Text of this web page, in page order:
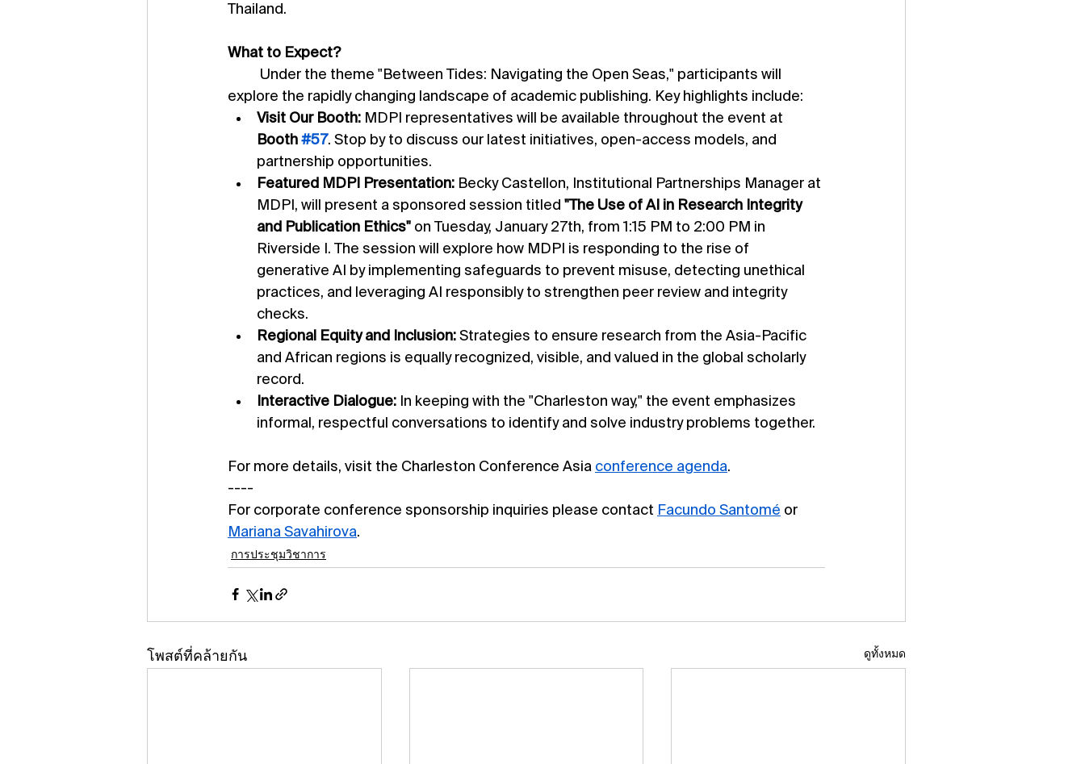
Thailand.
What to Expect?
explore the rapidly changing landscape of academic publishing. Key highlights include:
Visit Our Booth: MDPI representatives will be available throughout the event at
Booth #57. Stop by to discuss our latest initiatives, open-access models, and
partnership opportunities.
Featured MDPI Presentation: Becky Castellon, Institutional Partnerships Manager at
MDPI, will present a sponsored session titled "The Use of AI in Research Integrity
and Publication Ethics" on Tuesday, January 27th, from 1:15 PM to 2:00 PM in
Riverside I. The session will explore how MDPI is responding to the rise of
generative AI by implementing safeguards to prevent misuse, detecting unethical
practices, and leveraging AI responsibly to strengthen peer review and integrity
checks.
Regional Equity and Inclusion: Strategies to ensure research from the Asia-Pacific
and African regions is equally recognized, visible, and valued in the global scholarly
record.
Interactive Dialogue: In keeping with the "Charleston way," the event emphasizes
informal, respectful conversations to identify and solve industry problems together.
For more details, visit the Charleston Conference Asia conference agenda.
----
For corporate conference sponsorship inquiries please contact Facundo Santomé or
Mariana Savahirova.
การประชุมวิชาการ
โพสต์ที่คล้ายกัน ดูทั้งหมด